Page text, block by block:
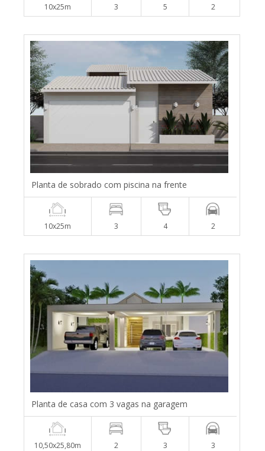
10x25m 3 5 2
Planta de sobrado com piscina na frente
10x25m 3 4 2
Planta de casa com 3 vagas na garagem
10,50x25,80m 2 3 3